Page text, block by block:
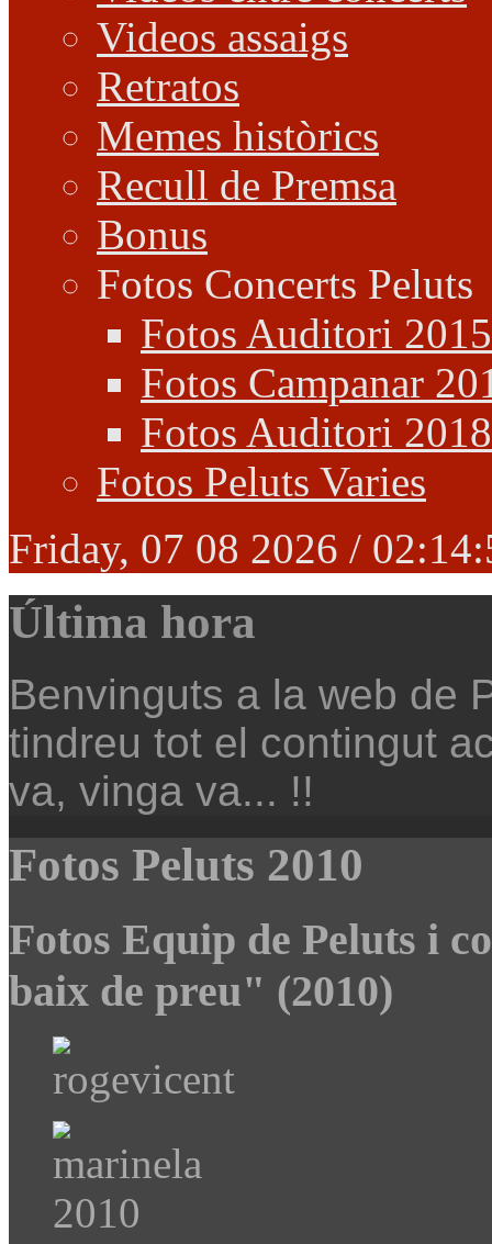
Videos assaigs
Retratos
Memes històrics
Recull de Premsa
Bonus
Fotos Concerts Peluts
Fotos Auditori 2015
Fotos Campanar
Fotos Auditori 2018
Fotos Peluts Varies
Friday, 07 08 2026 /
Última hora
Benvinguts a la web de
tindreu tot el contingut
va, vinga va... !!
Fotos Peluts 2010
Fotos Equip de Peluts i
baix de preu" (2010)